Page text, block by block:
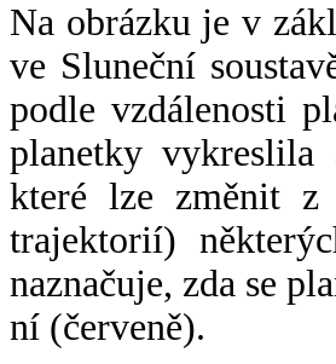
Na obrázku je v
ve Sluneční
podle vzdálenosti
planetky
které lze změnit z
trajektorií)
naznačuje, zda se
ní (červeně).